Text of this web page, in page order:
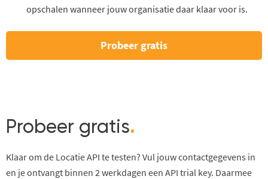
opschalen wanneer jouw organisatie daar klaar voor is.
Probeer gratis
Probeer gratis.
Klaar om de Locatie API te testen? Vul jouw contactgegevens in
en je ontvangt binnen 2 werkdagen een API trial key. Daarmee